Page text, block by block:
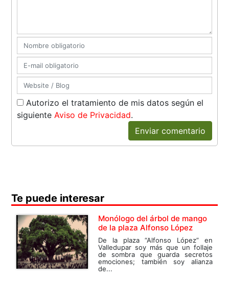
Autorizo el tratamiento de mis datos según el
siguiente Aviso de Privacidad.
Enviar comentario
Te puede interesar
Monólogo del árbol de mango
de la plaza Alfonso López
De la plaza “Alfonso López” en
Valledupar soy más que un follaje
de sombra que guarda secretos
emociones; también soy alianza
de...